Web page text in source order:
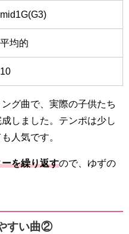
mid1G(G3)
平均的
10
グ曲で、実際の子供たち
しました。テンポは少し
人気です。
を繰り返すので、ゆずの
すい曲②